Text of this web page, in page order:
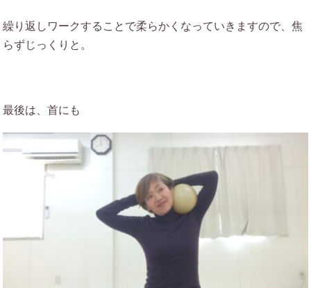
繰り返しワークすることで柔らかくなっていきますので、焦
らずじっくりと。
最後は、首にも